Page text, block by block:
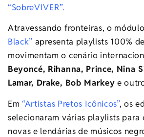
“SobreVIVER”.
Atravessando fronteiras, o módulo
Black” apresenta playlists 100%
movimentam o cenário
Beyoncé, Rihanna, Prince, Nina
Lamar, Drake, Bob Markey e
Em “Artistas Pretos Icônicos”, os
selecionaram várias playlists para
novas e lendárias de músicos